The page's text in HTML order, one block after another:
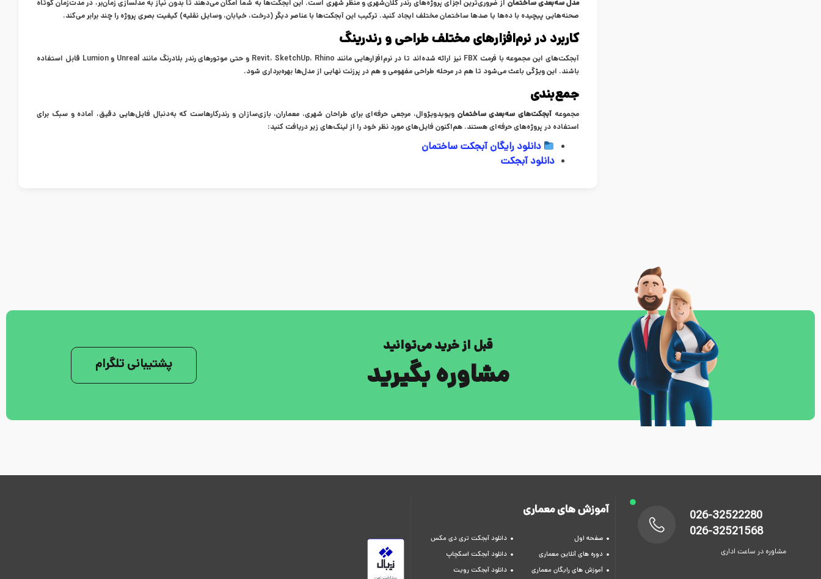
مدل سه‌بعدی ساختمان از ضروری‌ترین اجزای پروژه‌های رندر کلان‌شهری و منظر شهری است. این آبجکت‌ها به شما امکان می‌دهند تا بدون نیاز به مدلسازی زمان‌بر، در مدت‌زمان کوتاه
صحنه‌هایی پیچیده با ده‌ها یا صدها ساختمان مختلف ایجاد کنید. ترکیب این آبجکت‌ها با عناصر دیگر (درخت، خیابان، وسایل نقلیه) کیفیت بصری پروژه را چند برابر می‌کند.
کاربرد در نرم‌افزارهای مختلف طراحی و رندرینگ
آبجکت‌های این مجموعه با فرمت FBX نیز ارائه شده‌اند تا در نرم‌افزارهایی مانند Revit، SketchUp، Rhino و حتی موتورهای رندر بلادرنگ مانند Unreal و Lumion قابل استفاده
باشند. این ویژگی باعث می‌شود تا هم در مرحله طراحی مفهومی و هم در پرزنت نهایی از مدل‌ها بهره‌برداری شود.
جمع‌بندی
مجموعه آبجکت‌های سه‌بعدی ساختمان ویویدویژوال، مرجعی حرفه‌ای برای طراحان شهری، معماران، بازی‌سازان و رندرکارهاست که به‌دنبال فایل‌هایی دقیق، آماده و سبک برای
استفاده در پروژه‌های حرفه‌ای هستند. هم‌اکنون فایل‌های مورد نظر خود را از لینک‌های زیر دریافت کنید:
دانلود رایگان آبجکت ساختمان
دانلود آبجکت
قبل از خرید می‌توانید
مشاوره بگیرید پشتیبانی تلگرام
026-32522280
026-32521568
مشاوره در ساعت اداری
آموزش های معماری
صفحه اول
دوره های آنلاین معماری
آموزش های رایگان معماری
دانلود آبجکت تری دی مکس
دانلود آبجکت اسکچاپ
دانلود آبجکت رویت